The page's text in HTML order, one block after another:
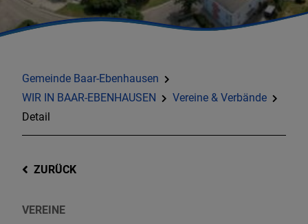
Gemeinde Baar-Ebenhausen
WIR IN BAAR-EBENHAUSEN
Vereine & Verbände
Detail
ZURÜCK
VEREINE